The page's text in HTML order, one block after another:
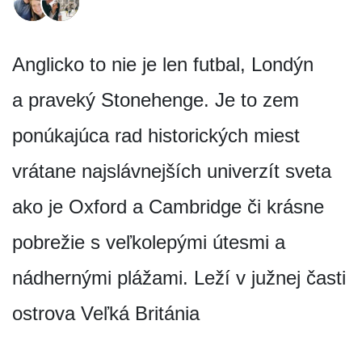
Anglicko to nie je len futbal, Londýn
a praveký Stonehenge. Je to zem
ponúkajúca rad historických miest
vrátane najslávnejších univerzít sveta
ako je Oxford a Cambridge či krásne
pobrežie s veľkolepými útesmi a
nádhernými plážami. Leží v južnej časti
ostrova Veľká Británia